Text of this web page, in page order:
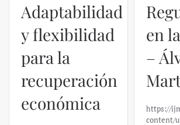
Adaptabilidad
y flexibilidad
para la
recuperación
económica
en
–
https://
content/